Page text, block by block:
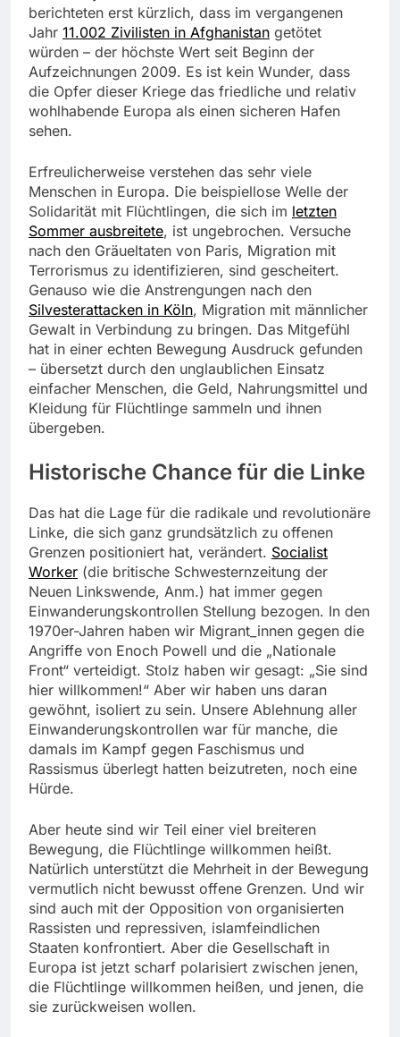
berichteten erst kürzlich, dass im vergangenen
Jahr 11.002 Zivilisten in Afghanistan getötet
würden – der höchste Wert seit Beginn der
Aufzeichnungen 2009. Es ist kein Wunder, dass
die Opfer dieser Kriege das friedliche und relativ
wohlhabende Europa als einen sicheren Hafen
sehen.
Erfreulicherweise verstehen das sehr viele
Menschen in Europa. Die beispiellose Welle der
Solidarität mit Flüchtlingen, die sich im letzten
Sommer ausbreitete, ist ungebrochen. Versuche
nach den Gräueltaten von Paris, Migration mit
Terrorismus zu identifizieren, sind gescheitert.
Genauso wie die Anstrengungen nach den
Silvesterattacken in Köln, Migration mit männlicher
Gewalt in Verbindung zu bringen. Das Mitgefühl
hat in einer echten Bewegung Ausdruck gefunden
– übersetzt durch den unglaublichen Einsatz
einfacher Menschen, die Geld, Nahrungsmittel und
Kleidung für Flüchtlinge sammeln und ihnen
übergeben.
Historische Chance für die Linke
Das hat die Lage für die radikale und revolutionäre
Linke, die sich ganz grundsätzlich zu offenen
Grenzen positioniert hat, verändert. Socialist
Worker (die britische Schwesternzeitung der
Neuen Linkswende, Anm.) hat immer gegen
Einwanderungskontrollen Stellung bezogen. In den
1970er-Jahren haben wir Migrant_innen gegen die
Angriffe von Enoch Powell und die „Nationale
Front“ verteidigt. Stolz haben wir gesagt: „Sie sind
hier willkommen!“ Aber wir haben uns daran
gewöhnt, isoliert zu sein. Unsere Ablehnung aller
Einwanderungskontrollen war für manche, die
damals im Kampf gegen Faschismus und
Rassismus überlegt hatten beizutreten, noch eine
Hürde.
Aber heute sind wir Teil einer viel breiteren
Bewegung, die Flüchtlinge willkommen heißt.
Natürlich unterstützt die Mehrheit in der Bewegung
vermutlich nicht bewusst offene Grenzen. Und wir
sind auch mit der Opposition von organisierten
Rassisten und repressiven, islamfeindlichen
Staaten konfrontiert. Aber die Gesellschaft in
Europa ist jetzt scharf polarisiert zwischen jenen,
die Flüchtlinge willkommen heißen, und jenen, die
sie zurückweisen wollen.